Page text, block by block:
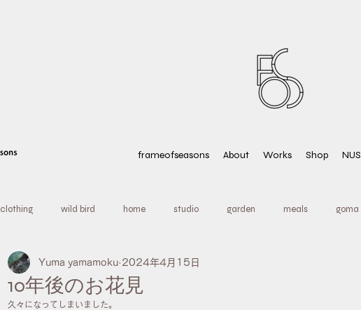
frameofseasons About Works Shop
clothing wild bird home studio garden meals goma
FOS lab. season letter from nature
10年後のお花見
Yuma yamamoku 2024年4月15日
久々になってしまいました。